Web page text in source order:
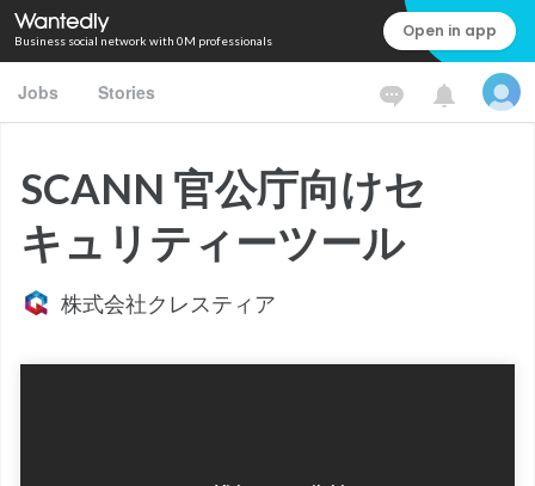
Business social network with 0M professionals Open in app
Jobs Stories
SCANN 官公庁向けセ
キュリティーツール
株式会社クレスティア